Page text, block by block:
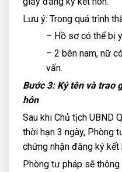
Lưu ý: Trong quá trình
– Hồ sơ có thể bị
– 2 bên nam, nữ
vấn.
Bước 3: Ký tên và trao
hôn
Sau khi Chủ tịch UBND
thời hạn 3 ngày, Phòng
chứng nhận đăng ký kết
Phòng tư pháp sẽ